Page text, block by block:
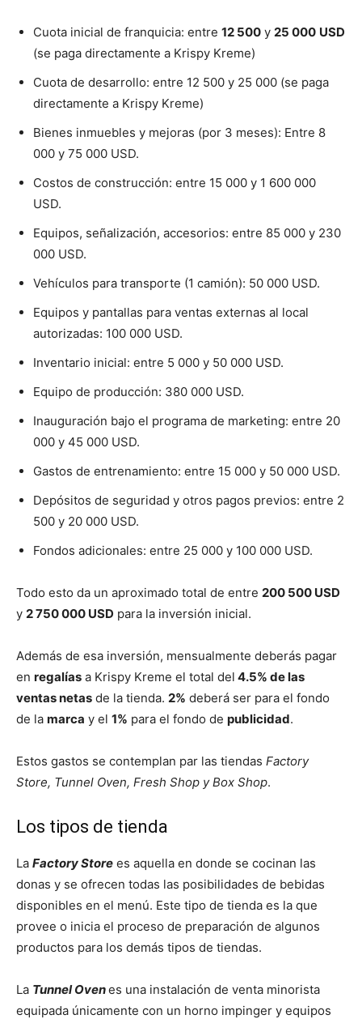
Cuota inicial de franquicia: entre 12 500 y 25 000 USD
(se paga directamente a Krispy Kreme)
Cuota de desarrollo: entre 12 500 y 25 000 (se paga
directamente a Krispy Kreme)
Bienes inmuebles y mejoras (por 3 meses): Entre 8
000 y 75 000 USD.
Costos de construcción: entre 15 000 y 1 600 000
USD.
Equipos, señalización, accesorios: entre 85 000 y 230
000 USD.
Vehículos para transporte (1 camión): 50 000 USD.
Equipos y pantallas para ventas externas al local
autorizadas: 100 000 USD.
Inventario inicial: entre 5 000 y 50 000 USD.
Equipo de producción: 380 000 USD.
Inauguración bajo el programa de marketing: entre 20
000 y 45 000 USD.
Gastos de entrenamiento: entre 15 000 y 50 000 USD.
Depósitos de seguridad y otros pagos previos: entre 2
500 y 20 000 USD.
Fondos adicionales: entre 25 000 y 100 000 USD.
Todo esto da un aproximado total de entre 200 500 USD
y 2 750 000 USD para la inversión inicial.
Además de esa inversión, mensualmente deberás pagar
en regalías a Krispy Kreme el total del 4.5% de las
ventas netas de la tienda. 2% deberá ser para el fondo
de la marca y el 1% para el fondo de publicidad.
Estos gastos se contemplan par las tiendas Factory
Store, Tunnel Oven, Fresh Shop y Box Shop.
Los tipos de tienda
La Factory Store es aquella en donde se cocinan las
donas y se ofrecen todas las posibilidades de bebidas
disponibles en el menú. Este tipo de tienda es la que
provee o inicia el proceso de preparación de algunos
productos para los demás tipos de tiendas.
La Tunnel Ovenes una instalación de venta minorista
equipada únicamente con un horno impinger y equipos